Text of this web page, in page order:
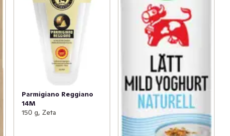
Parmigiano Reggiano
14M
150 g, Zeta